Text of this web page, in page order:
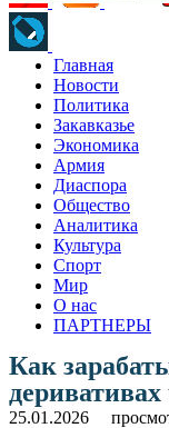
Главная
Новости
Политика
Закавказье
Экономика
Армия
Диаспора
Общество
Аналитика
Культура
Спорт
Мир
О нас
ПАРТНЕРЫ
Как
25.01.2026